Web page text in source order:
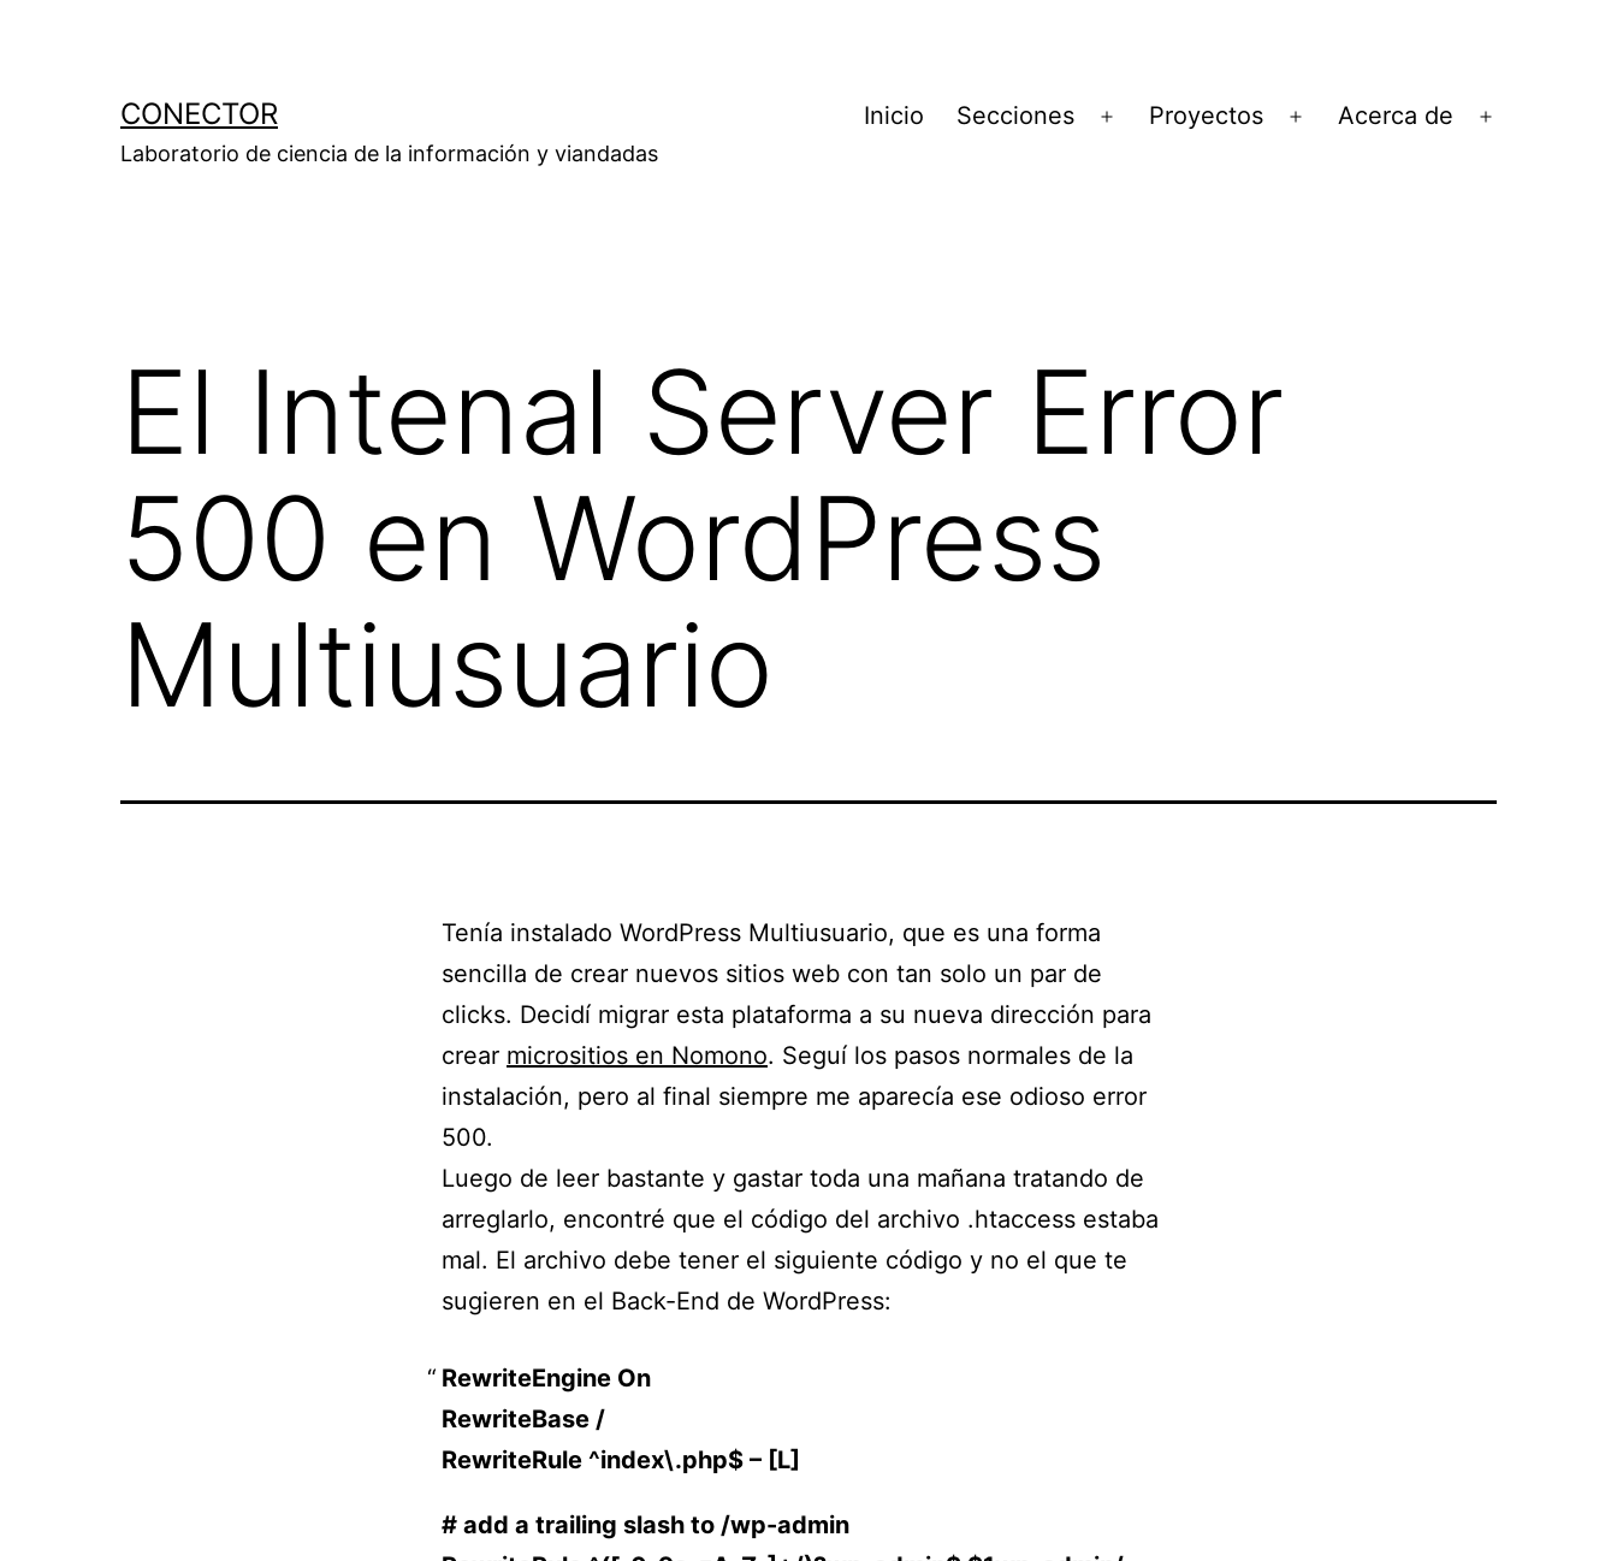
CONECTOR
Laboratorio de ciencia de la información y viandadas
Inicio Secciones
Abrir
Proyectos
Abrir
Acerca de
El Intenal Server Error
500 en WordPress
Multiusuario
Tenía instalado WordPress Multiusuario, que es una forma
sencilla de crear nuevos sitios web con tan solo un par de
clicks. Decidí migrar esta plataforma a su nueva dirección para
crear micrositios en Nomono. Seguí los pasos normales de la
instalación, pero al final siempre me aparecía ese odioso error
500.
Luego de leer bastante y gastar toda una mañana tratando de
arreglarlo, encontré que el código del archivo .htaccess estaba
mal. El archivo debe tener el siguiente código y no el que te
sugieren en el Back-End de WordPress:
RewriteEngine On
RewriteBase /
RewriteRule ^index\.php$ – [L]
# add a trailing slash to /wp-admin